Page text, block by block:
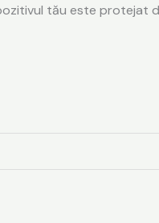
tău este protejat